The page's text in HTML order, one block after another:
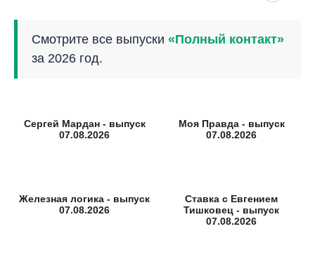
Смотрите все выпуски «Полный контакт»
за 2026 год.
Сергей Мардан - выпуск
07.08.2026
Моя Правда - выпуск
07.08.2026
Железная логика - выпуск
07.08.2026
Ставка с Евгением
Тишковец - выпуск
07.08.2026